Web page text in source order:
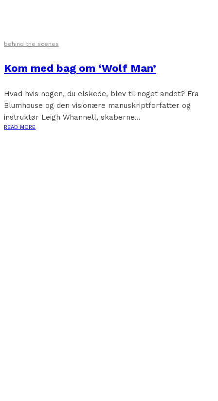
behind the scenes
Kom med bag om ‘Wolf Man’
Hvad hvis nogen, du elskede, blev til noget andet? Fra
Blumhouse og den visionære manuskriptforfatter og
instruktør Leigh Whannell, skaberne...
READ MORE